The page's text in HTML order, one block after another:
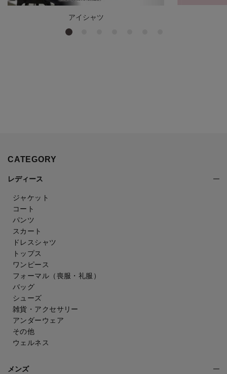
アイシャツ
CATEGORY
レディース
ジャケット
コート
パンツ
スカート
ドレスシャツ
トップス
ワンピース
フォーマル（喪服・礼服）
バッグ
シューズ
雑貨・アクセサリー
アンダーウェア
その他
ウェルネス
メンズ